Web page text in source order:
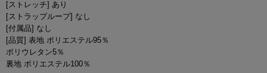
[ストレッチ] あり
[ストラップループ] なし
[付属品] なし
[品質] 表地 ポリエステル95％
ポリウレタン5％
裏地 ポリエステル100％